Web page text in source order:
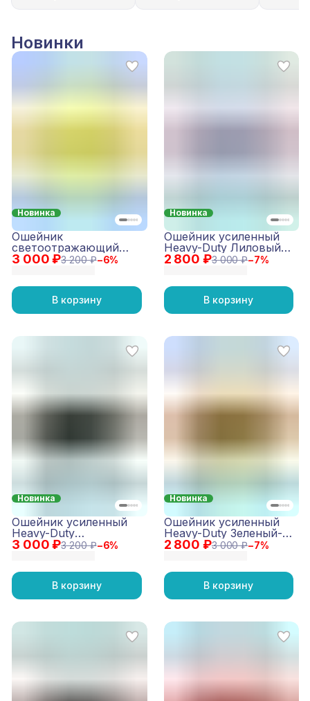
Новинки
Новинка
3 000 ₽3 200 ₽−6%
Ошейник
светоотражающий
Reflective Желтый
В корзину
Новинка
2 800 ₽3 000 ₽−7%
Ошейник усиленный
Heavy-Duty Лиловый-
Желтый
В корзину
Новинка
3 000 ₽3 200 ₽−6%
Ошейник усиленный
Heavy-Duty
Коричневый
В корзину
Новинка
2 800 ₽3 000 ₽−7%
Ошейник усиленный
Heavy-Duty Зеленый-
Неон
В корзину